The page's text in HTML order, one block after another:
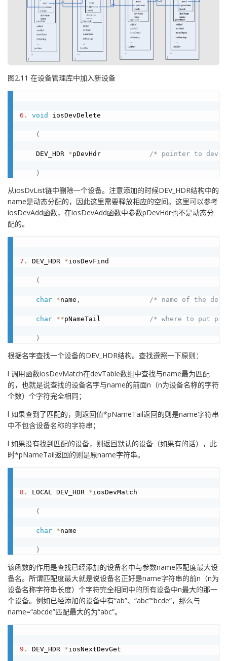
图2.11 在设备管理库中加入新设备
6 . void iosDevDelete
(
    DEV_HDR
*pDevHdr /* pointer to
)
从iosDvList链中删除一个设备。注意添加的时候DEV_HDR结构中的
name是动态分配的，因此这里需要释放相应的空间。这里可以参考
iosDevAdd函数，在iosDevAdd函数中参数pDevHdr也不是动态分
配的。
7 . DEV_HDR *iosDevFind
(
char *name , /* name of the
char **pNameTail /* where to put
)
根据名字查找一个设备的DEV_HDR结构。查找遵照一下原则：
l 调用函数iosDevMatch在devTable数组中查找与name最为匹配
的，也就是说查找的设备名字与name的前面n（n为设备名称的字符
个数）个字符完全相同；
l 如果查到了匹配的，则返回值*pNameTail返回的则是name字符串
中不包含设备名称的字符串；
l 如果没有找到匹配的设备，则返回默认的设备（如果有的话），此
时*pNameTail返回的则是原name字符串。
8 . LOCAL DEV_HDR *iosDevMatch
(
char *name
)
该函数的作用是查找已经添加的设备名中与参数name匹配度最大设
备名。所谓匹配度最大就是说设备名正好是name字符串的前n（n为
设备名称字符串长度）个字符完全相同中的所有设备中n最大的那一
个设备。例如已经添加的设备中有“ab”、“abc”“bcde”，那么与
name=“abcde”匹配最大的为“abc”。
9 . DEV_HDR *iosNextDevGet